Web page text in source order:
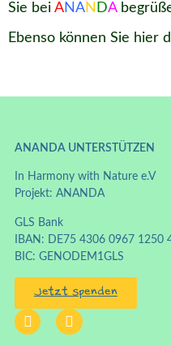
Sie bei ANAN DA
Ebenso können Sie hier
ANANDA UNTERSTÜTZEN
In Harmony with Nature e.V
Projekt: ANANDA
GLS Bank
IBAN: DE75 4306 0967 1250
BIC: GENODEM1GLS
Jetzt spenden